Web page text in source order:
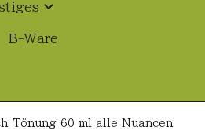
B-Ware
Tönung 60 ml alle Nuancen